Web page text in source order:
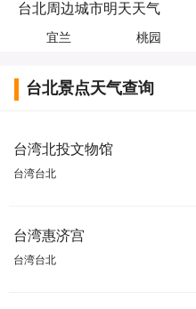
台北周边城市明天天气
宜兰 桃园
台北景点天气查询
台湾北投文物馆
台湾台北
台湾惠济宫
台湾台北